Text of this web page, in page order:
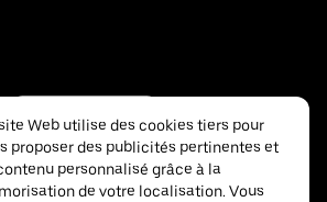
Web utilise des cookies tiers pour
proposer des publicités pertinentes et
personnalisé grâce à la
de votre localisation. Vous